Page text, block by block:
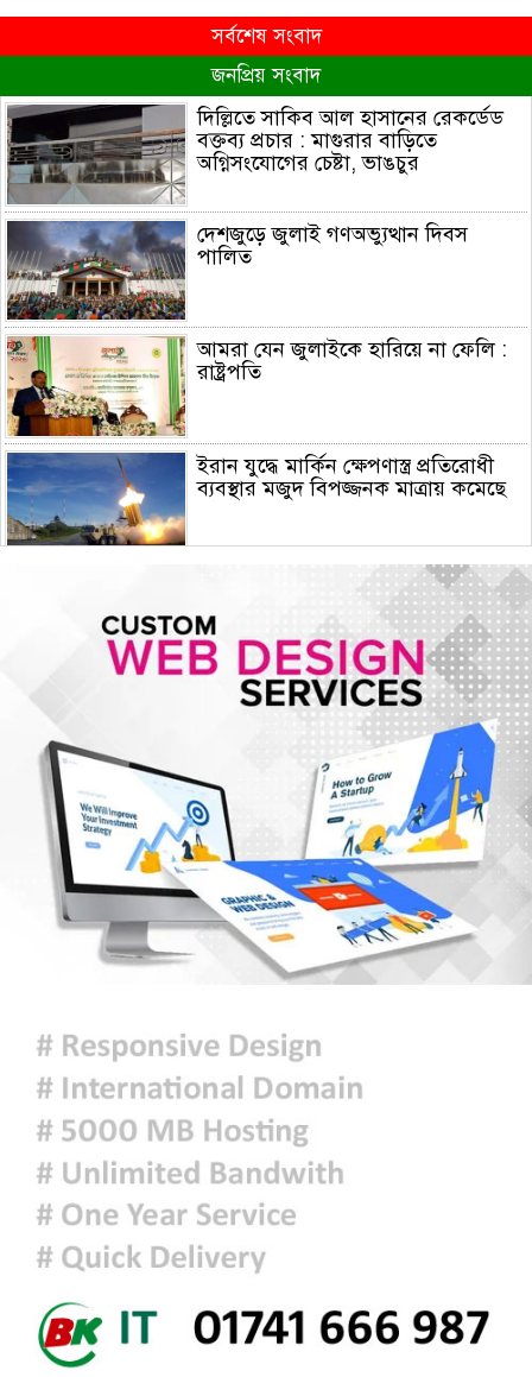
সর্বশেষ সংবাদ
জনপ্রিয় সংবাদ
দিল্লিতে সাকিব আল হাসানের রেকর্ডেড
বক্তব্য প্রচার : মাগুরার বাড়িতে
অগ্নিসংযোগের চেষ্টা, ভাঙচুর
দেশজুড়ে জুলাই গণঅভ্যুত্থান দিবস
পালিত
আমরা যেন জুলাইকে হারিয়ে না ফেলি :
রাষ্ট্রপতি
ইরান যুদ্ধে মার্কিন ক্ষেপণাস্ত্র প্রতিরোধী
ব্যবস্থার মজুদ বিপজ্জনক মাত্রায় কমেছে
জুলাই শেষে শেয়ারবাজারে বিও হিসাব
কমেছে প্রায় ২৩ হাজার
৫ আগস্টের গণঅভ্যুত্থান ছিল এদেশের
জনগণের ঐক্যবদ্ধ প্রচেষ্টার ফসল: চিফ
দিল্লিতে গণমাধ্যমের সঙ্গে ক্ষমতাচ্যুত শেখ
হাসিনার আলাপচারিতা নিয়ে ঢাকার ক্ষুব্ধ
প্রতিক্রিয়া
আজকের রাশিফল
ফ্যাসিবাদবিরোধী আন্দোলনে হত্যাকাণ্ডের
বিচার হবে স্বচ্ছ, নিরপেক্ষ ও বিশ্বাসযোগ্য
: প্রধানমন্ত্রী
প্রস্তাবিত হরমুজ চুক্তিতে প্রণালিটির
নিয়ন্ত্রণ পেতে পারে ইরান